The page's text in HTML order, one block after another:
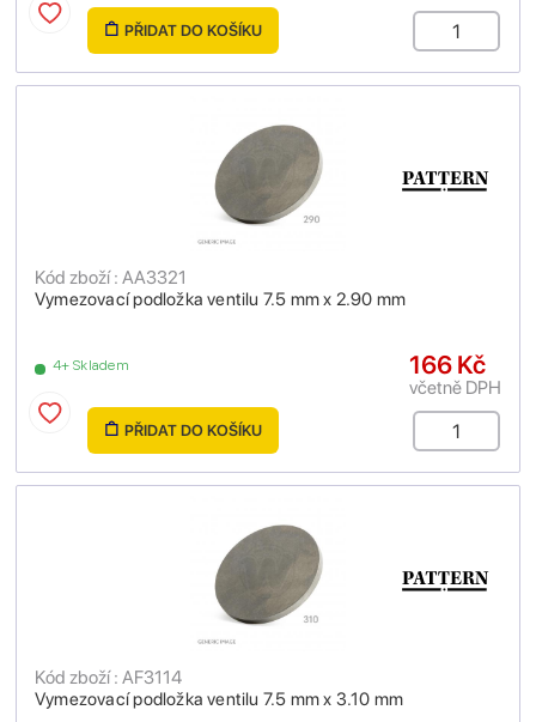
PŘIDAT DO KOŠÍKU
Vymezovací podložka ventilu 7.5 mm x 2.90 mm
Kód zboží : AA3321
4+ Skladem 166 Kč
včetně DPH
PŘIDAT DO KOŠÍKU
Vymezovací podložka ventilu 7.5 mm x 3.10 mm
Kód zboží : AF3114